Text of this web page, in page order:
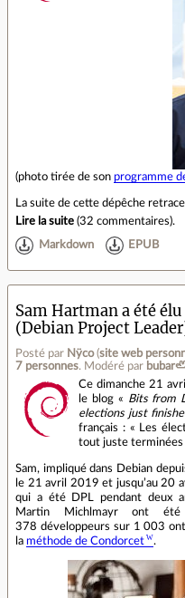
(photo tirée de son programme
La suite de cette dépêche
Lire la suite (32 commentaires).
Markdown EPUB
Sam Hartman a été élu
(Debian Project
Posté par Nÿco(site web
7 personnes. Modéré par
Ce dimanche 21
le blog « Bits from
elections just
français : « Les
tout juste terminées
Sam, impliqué dans Debian
le 21 avril 2019 et jusqu’au 20
qui a été DPL pendant deux
Martin Michlmayr ont
378 développeurs sur 1 003
la méthode de Condorcet .